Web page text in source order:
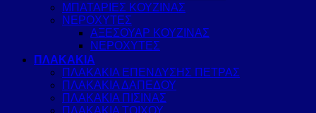
ΜΠΑΤΑΡΙΕΣ ΚΟΥΖΙΝΑΣ
ΝΕΡΟΧΥΤΕΣ
ΑΞΕΣΟΥΑΡ ΚΟΥΖΙΝΑΣ
ΝΕΡΟΧΥΤΕΣ
ΠΛΑΚΑΚΙΑ
ΠΛΑΚΑΚΙΑ ΕΠΕΝΔΥΣΗΣ ΠΕΤΡΑΣ
ΠΛΑΚΑΚΙΑ ΔΑΠΕΔΟΥ
ΠΛΑΚΑΚΙΑ ΠΙΣΙΝΑΣ